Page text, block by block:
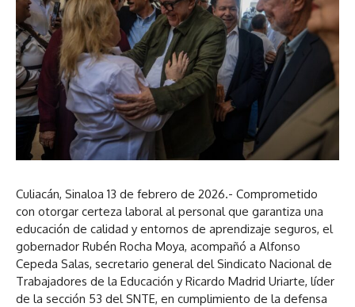
Culiacán, Sinaloa 13 de febrero de 2026.- Comprometido
con otorgar certeza laboral al personal que garantiza una
educación de calidad y entornos de aprendizaje seguros, el
gobernador Rubén Rocha Moya, acompañó a Alfonso
Cepeda Salas, secretario general del Sindicato Nacional de
Trabajadores de la Educación y Ricardo Madrid Uriarte, líder
de la sección 53 del SNTE, en cumplimiento de la defensa